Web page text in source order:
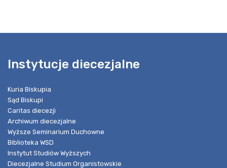
Instytucje diecezjalne
Kuria Biskupia
Sąd Biskupi
Caritas diecezji
Archiwum diecezjalne
Wyższe Seminarium Duchowne
Biblioteka WSD
Instytut Studiów Wyższych
Diecezjalne Studium Organistowskie